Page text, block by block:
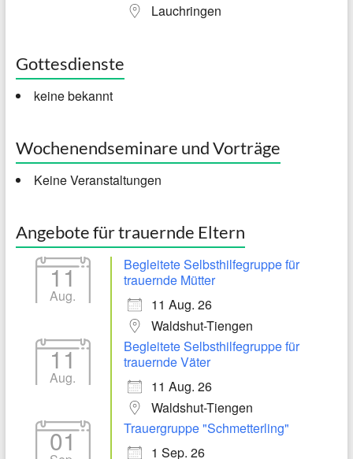
Lauchringen
Gottesdienste
keine bekannt
Wochenendseminare und Vorträge
Keine Veranstaltungen
Angebote für trauernde Eltern
11
Aug.
Begleitete Selbsthilfegruppe für
trauernde Mütter
11 Aug. 26
Waldshut-Tiengen
11
Aug.
Begleitete Selbsthilfegruppe für
trauernde Väter
11 Aug. 26
Waldshut-Tiengen
01
Trauergruppe "Schmetterling"
1 Sep. 26